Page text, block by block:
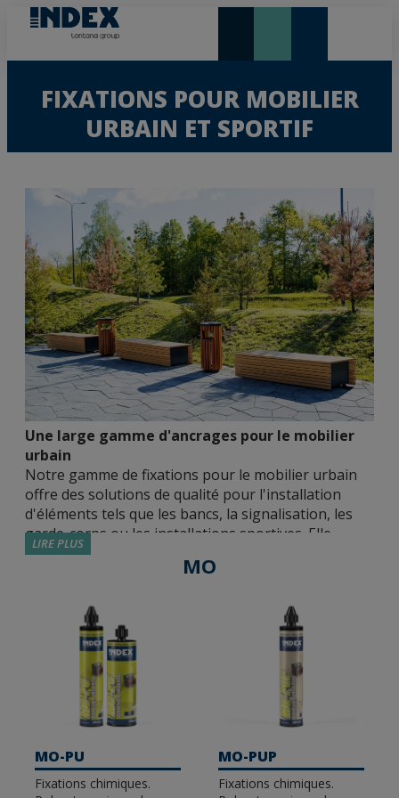
FIXATIONS POUR MOBILIER
URBAIN ET SPORTIF
Une large gamme d'ancrages pour le mobilier
urbain
Notre gamme de fixations pour le mobilier urbain
offre des solutions de qualité pour l'installation
d'éléments tels que les bancs, la signalisation, les
garde-corps ou les installations sportives. Elle
comprend des ancrages métalliques, chimiques et
plastiques avec différentes homologations,
choisir la solution la plus adaptée à chaque
application.
Ancrages métalliques approuvés
. Nous
disposons de différentes fixations métalliques
approuvées par des institutions indépendantes,
capables de garantir des joints sûrs et résistants
dans tous les types d'environnements. Nous
disposons d'options homologuées ETE Opt 7 et
LIRE PLUS
MO
MO-PU
Fixations chimiques.
MO-PUP
Fixations chimiques.